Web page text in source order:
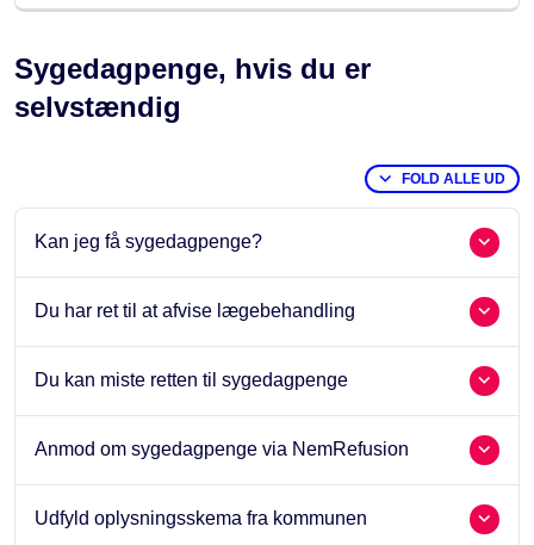
Sygedagpenge, hvis du er
selvstændig
FOLD ALLE UD
Kan jeg få sygedagpenge?
Du har ret til at afvise lægebehandling
Du kan miste retten til sygedagpenge
Anmod om sygedagpenge via NemRefusion
Udfyld oplysningsskema fra kommunen